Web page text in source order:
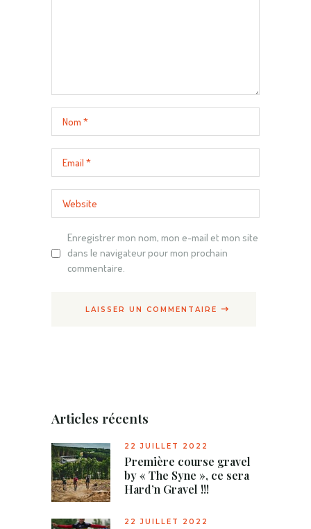
Enregistrer mon nom, mon e-mail et mon site
dans le navigateur pour mon prochain
commentaire.
LAISSER UN COMMENTAIRE
Articles récents
22 JUILLET 2022
Première course gravel
by « The Syne », ce sera
Hard’n Gravel !!!
22 JUILLET 2022